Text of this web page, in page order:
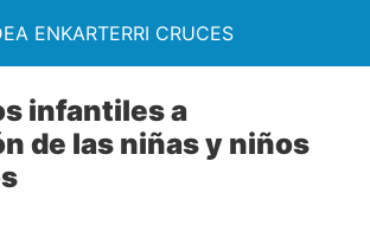
ENKARTERRI CRUCES
infantiles a
de las niñas y niños